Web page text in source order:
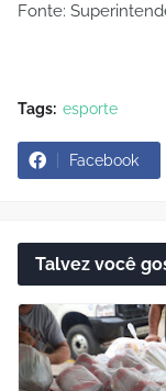
Fonte:
Tags: esporte
Facebook
Talvez você